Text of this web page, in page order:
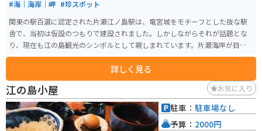
#海｜海岸｜岬 #珍スポット
関東の駅百選に認定された片瀬江ノ島駅は、竜宮城をモチーフとした抜な駅
舎で、当初は仮設のつもりで建設されました。しかしながらそれが話題とな
り、現在も江の島観光のシンボルとして親しまれています。片瀬海岸が目の
前にあり、駅に降り立てば江の島の潮風が心地よく吹き付け、特に夏のシー
ズンは多くの観光客で賑わいます。詳しく見る
江の島小屋 お気に入り
駐車： 駐車場なし
予算： 2000円